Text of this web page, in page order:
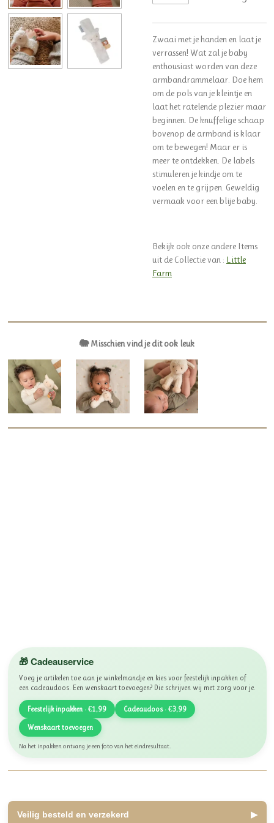
Zwaai met je handen en laat je
verrassen! Wat zal je baby
enthousiast worden van deze
armbandrammelaar. Doe hem
om de pols van je kleintje en
laat het ratelende plezier maar
beginnen. De knuffelige schaap
bovenop de armband is klaar
om te bewegen! Maar er is
meer te ontdekken. De labels
stimuleren je kindje om te
voelen en te grijpen. Geweldig
vermaak voor een blije baby.
Bekijk ook onze andere Items
uit de Collectie van : Little
Farm
🐘 Misschien vind je dit ook leuk
🎁 Cadeauservice
Voeg je artikelen toe aan je winkelmandje en kies voor feestelijk inpakken of
een cadeaudoos. Een wenskaart toevoegen? Die schrijven wij met zorg voor je.
Feestelijk inpakken · €1,99 Cadeaudoos · €3,99
Wenskaart toevoegen
Na het inpakken ontvang je een foto van het eindresultaat.
Veilig besteld en verzekerd ▶